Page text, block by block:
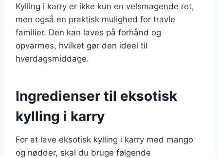
Kylling i karry er ikke kun en velsmagende ret,
men også en praktisk mulighed for travle
familier. Den kan laves på forhånd og
opvarmes, hvilket gør den ideel til
hverdagsmiddage.
Ingredienser til eksotisk
kylling i karry
For at lave eksotisk kylling i karry med mango
og nødder, skal du bruge følgende